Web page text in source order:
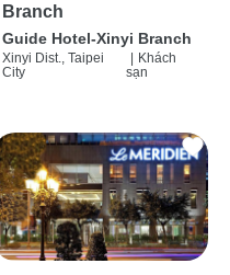
Branch
Guide Hotel-Xinyi Branch
Xinyi Dist., Taipei
City
Khách
sạn